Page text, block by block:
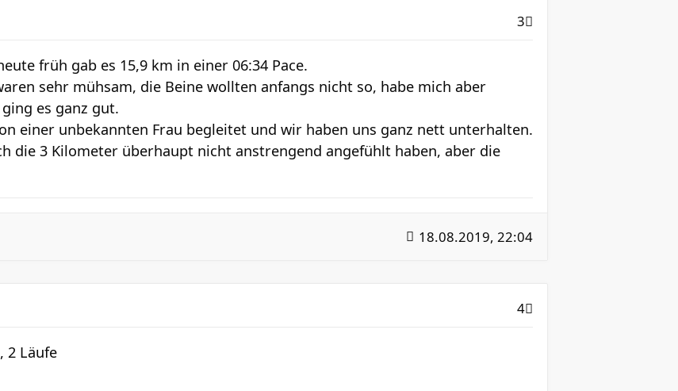
3
früh gab es 15,9 km in einer 06:34 Pace.
sehr mühsam, die Beine wollten anfangs nicht so, habe mich aber
es ganz gut.
einer unbekannten Frau begleitet und wir haben uns ganz nett unterhalten.
die 3 Kilometer überhaupt nicht anstrengend angefühlt haben, aber die
18.08.2019, 22:04
4
2 Läufe